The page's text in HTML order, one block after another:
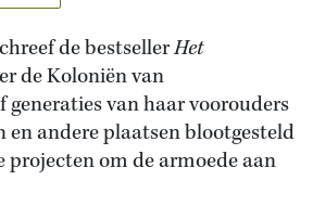
de bestsellerHet
de Koloniën van
van haar voorouders
en andere plaatsen blootgesteld
projecten om de armoede aan